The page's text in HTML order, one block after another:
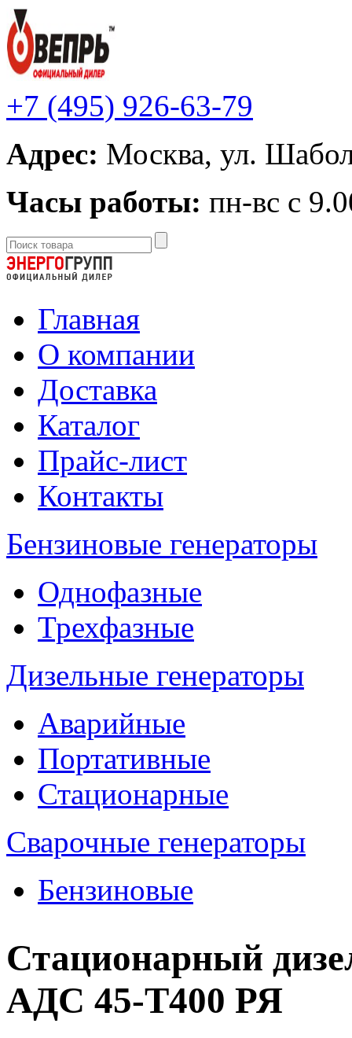
+7 (495) 926-63-79
Адрес: Москва, ул.
Часы работы: пн-вс с
Главная
О компании
Доставка
Каталог
Прайс-лист
Контакты
Бензиновые генераторы
Однофазные
Трехфазные
Дизельные генераторы
Аварийные
Портативные
Стационарные
Сварочные генераторы
Бензиновые
Стационарный
АДС 45-Т400 РЯ